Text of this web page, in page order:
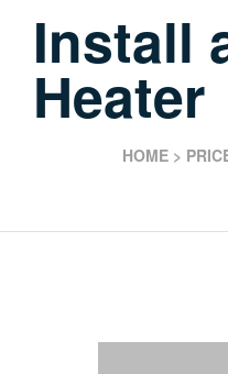
Install
Heater
HOME >